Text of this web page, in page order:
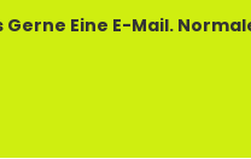
E-Mail.